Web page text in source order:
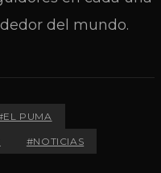
del mundo.
PUMA
#NOTICIAS